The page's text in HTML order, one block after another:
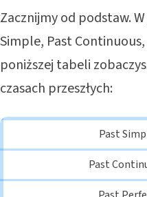
Zacznijmy od podstaw.
Simple, Past Continuous,
poniższej tabeli
czasach przeszłych:
Past
Past